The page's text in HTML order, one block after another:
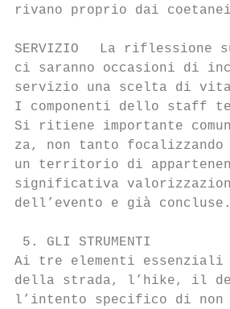
rivano proprio dai
SERVIZIO  La
ci saranno occasioni di
servizio una scelta di
I componenti dello staff
Si ritiene importante
za, non tanto
un territorio di
significativa
dell’evento e già concluse.
5. GLI STRUMENTI
Ai tre elementi essenziali
della strada, l’hike, il
l’intento specifico di non